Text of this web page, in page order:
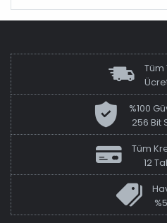
Tüm
%100
256 Bit
Tüm
12